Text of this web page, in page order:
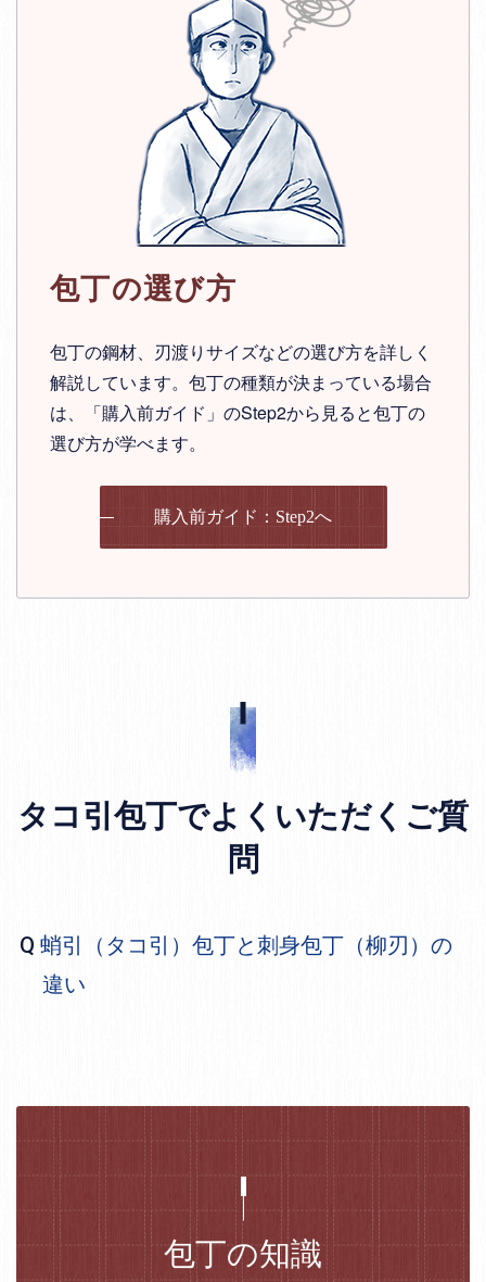
包丁の選び方
包丁の鋼材、刃渡りサイズなどの選び方を詳しく
解説しています。包丁の種類が決まっている場合
は、「購入前ガイド」のStep2から見ると包丁の
選び方が学べます。
購入前ガイド：Step2へ
タコ引包丁でよくいただくご質
問
蛸引（タコ引）包丁と刺身包丁（柳刃）の
違い
包丁の知識